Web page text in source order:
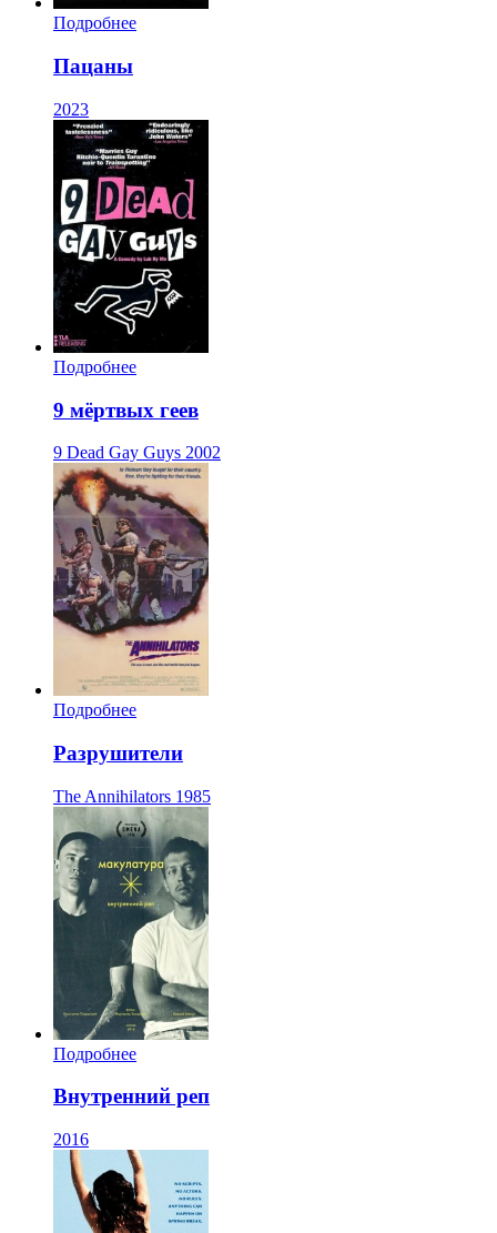
Подробнее
Пацаны
2023
Подробнее
9 мёртвых геев
9 Dead Gay Guys 2002
Подробнее
Разрушители
The Annihilators 1985
Подробнее
Внутренний реп
2016